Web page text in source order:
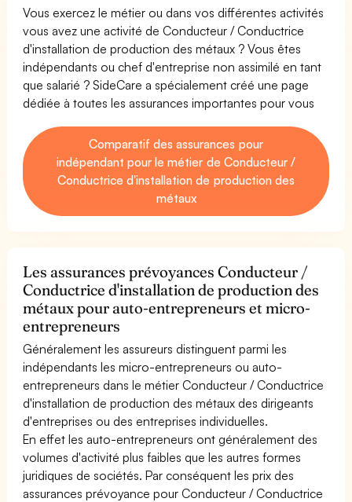
Vous exercez le métier ou dans vos différentes activités
vous avez une activité de Conducteur / Conductrice
d'installation de production des métaux ? Vous êtes
indépendants ou chef d'entreprise non assimilé en tant
que salarié ? SideCare a spécialement créé une page
dédiée à toutes les assurances importantes pour vous
Comparatif des assurances pour
indépendant pour le métier de Conducteur /
Conductrice d'installation de production des
métaux
Les assurances prévoyances Conducteur /
Conductrice d'installation de production des
métaux pour auto-entrepreneurs et micro-
entrepreneurs
Généralement les assureurs distinguent parmi les
indépendants les micro-entrepreneurs ou auto-
entrepreneurs dans le métier Conducteur / Conductrice
d'installation de production des métaux des dirigeants
d'entreprises ou des entreprises individuelles.
En effet les auto-entrepreneurs ont généralement des
volumes d'activité plus faibles que les autres formes
juridiques de sociétés. Par conséquent les prix des
assurances prévoyance pour Conducteur / Conductrice